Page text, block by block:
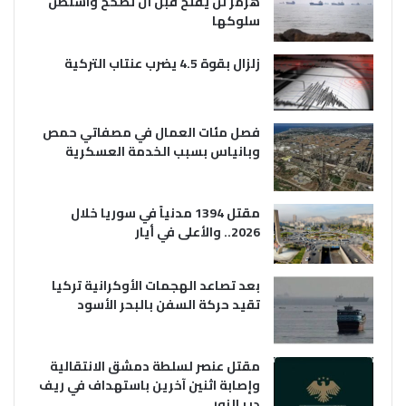
سلوكها
زلزال بقوة 4.5 يضرب عنتاب التركية
فصل مئات العمال في مصفاتي حمص
وبانياس بسبب الخدمة العسكرية
مقتل 1394 مدنياً في سوريا خلال
2026.. والأعلى في أيار
بعد تصاعد الهجمات الأوكرانية تركيا
تقيد حركة السفن بالبحر الأسود
مقتل عنصر لسلطة دمشق الانتقالية
وإصابة اثنين آخرين باستهداف في ريف